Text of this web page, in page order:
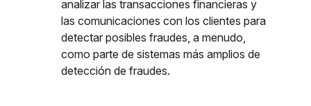
analizar las transacciones financieras y
las comunicaciones con los clientes para
detectar posibles fraudes, a menudo,
como parte de sistemas más amplios de
detección de fraudes.